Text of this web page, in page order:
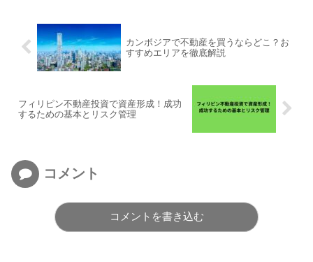
カンボジアで不動産を買うならどこ？お
すすめエリアを徹底解説
フィリピン不動産投資で資産形成！成功
するための基本とリスク管理
コメント
コメントを書き込む